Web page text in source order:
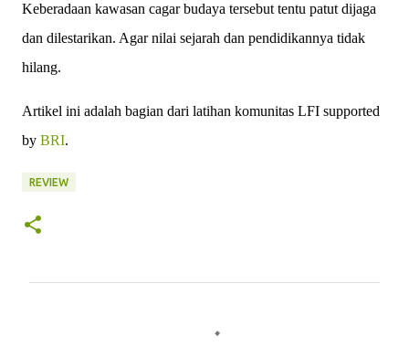
Keberadaan kawasan cagar budaya tersebut tentu patut dijaga
dan dilestarikan. Agar nilai sejarah dan pendidikannya tidak
hilang.
Artikel ini adalah bagian dari latihan komunitas LFI supported
by BRI.
REVIEW